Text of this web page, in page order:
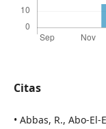
Citas
• Abbas, R., Abo-El-